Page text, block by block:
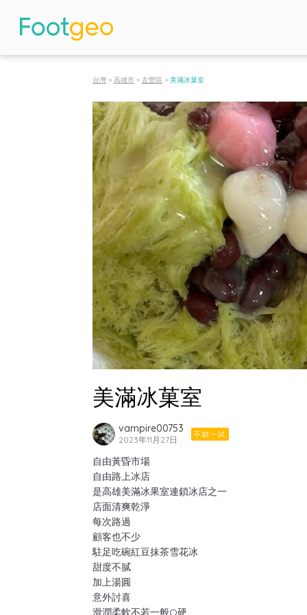
台灣 > 高雄市 > 左營區 > 美滿冰菓室
美滿冰菓室
vampire00753
2023年11月27日
不妨一試
自由黃昏市場
自由路上冰店
是高雄美滿冰果室連鎖冰店之一
店面清爽乾淨
每次路過
顧客也不少
駐足吃碗紅豆抹茶雪花冰
甜度不膩
加上湯圓
意外討喜
滑潤柔軟不若一般Q硬